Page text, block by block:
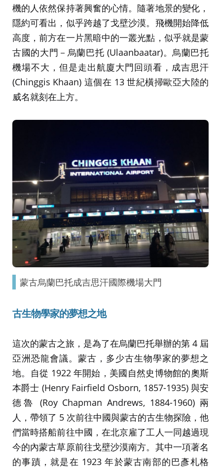
機的人依然保持著興奮的心情。隨著地景的變化，
隱約可看出，似乎跨越了戈壁沙漠。飛機開始降低
高度，前方在一片黑暗中的一叢光點，似乎就是蒙
古國的大門－烏蘭巴托 (Ulaanbaatar)。烏蘭巴托
機場不大，但是走出航廈大門回頭看，成吉思汗
(Chinggis Khaan) 這個在 13 世紀橫掃歐亞大陸的
威名就刻在上方。
蒙古烏蘭巴托成吉思汗國際機場大門
古生物學家的夢想之地
這次的蒙古之旅，是為了在烏蘭巴托舉辦的第 4 屆
亞洲恐龍會議。蒙古，多少古生物學家的夢想之
地。自從 1922 年開始，美國自然史博物館的奧斯
本爵士 (Henry Fairfield Osborn, 1857-1935) 與安
德魯 (Roy Chapman Andrews, 1884-1960) 兩
人，帶領了 5 次前往中國與蒙古的古生物探險，他
們當時搭船前往中國，在北京雇了工人一同越過現
今的內蒙古草原前往戈壁沙漠南方。其中一項著名
的事蹟，就是在 1923 年於蒙古南部的巴彥札格